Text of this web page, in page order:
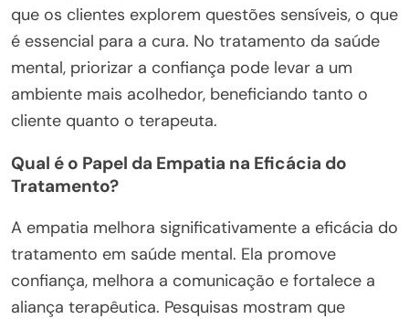
que os clientes explorem questões sensíveis, o que
é essencial para a cura. No tratamento da saúde
mental, priorizar a confiança pode levar a um
ambiente mais acolhedor, beneficiando tanto o
cliente quanto o terapeuta.
Qual é o Papel da Empatia na Eficácia do
Tratamento?
A empatia melhora significativamente a eficácia do
tratamento em saúde mental. Ela promove
confiança, melhora a comunicação e fortalece a
aliança terapêutica. Pesquisas mostram que